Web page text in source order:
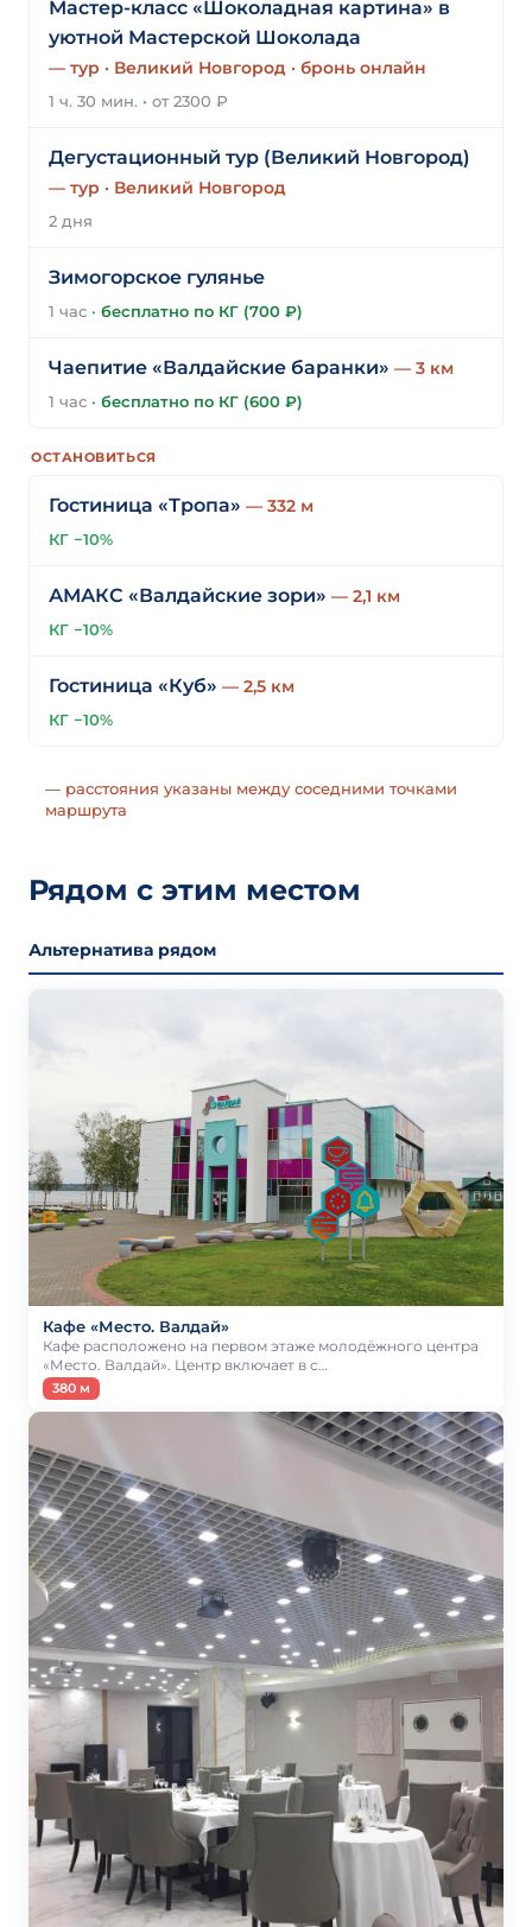
Мастер-класс «‎Шоколадная картина» в
уютной Мастерской Шоколада
— тур · Великий Новгород · бронь онлайн
1 ч. 30 мин. · от 2300 ₽
Дегустационный тур (Великий Новгород)
— тур · Великий Новгород
2 дня
Зимогорское гулянье
1 час · бесплатно по КГ (700 ₽)
Чаепитие «Валдайские баранки» — 3 км
1 час · бесплатно по КГ (600 ₽)
ОСТАНОВИТЬСЯ
Гостиница «Тропа» — 332 м
КГ −10%
АМАКС «Валдайские зори» — 2,1 км
КГ −10%
Гостиница «Куб» — 2,5 км
КГ −10%
— расстояния указаны между соседними точками
маршрута
Рядом с этим местом
Альтернатива рядом
Кафе «Место. Валдай»
Кафе расположено на первом этаже молодёжного центра
«Место. Валдай». Центр включает в с…
380 м